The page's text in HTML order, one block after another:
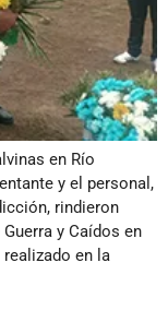
en Río
y el personal,
rindieron
y Caídos en
en la